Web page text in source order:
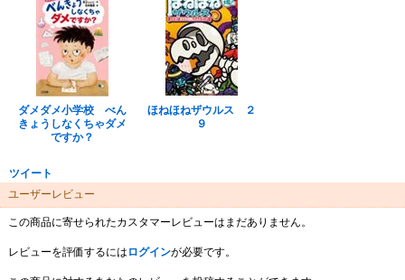
ダメダメ小学校 べん
きょうしなくちゃダメ
ですか？
ほねほねザウルス ２
９
ツイート
ユーザーレビュー
この商品に寄せられたカスタマーレビューはまだありません。
レビューを評価するには ログインが必要です。